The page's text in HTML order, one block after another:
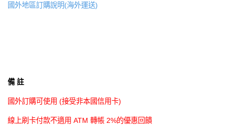
國外地區訂購說明(海外運送)
備 註
國外訂購可使用 (接受非本國信用卡)
線上刷卡付款不適用 ATM 轉帳 2%的優惠回饋